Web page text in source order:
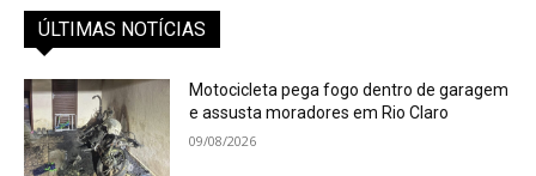
ÚLTIMAS NOTÍCIAS
Motocicleta pega fogo dentro de garagem
e assusta moradores em Rio Claro
09/08/2026